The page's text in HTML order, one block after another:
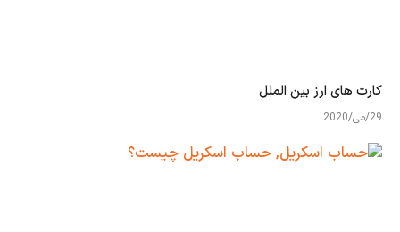
کارت های ارز بین الملل
29/می/2020